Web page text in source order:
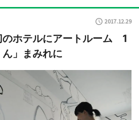
2017.12.29
のホテルにアートルーム 1
」まみれに